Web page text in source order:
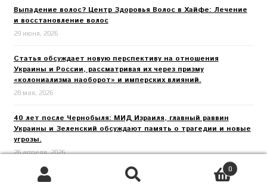
Выпадение волос? Центр Здоровья Волос в Хайфе: Лечение
и восстановление волос
29 июня, 2026
Статья обсуждает новую перспективу на отношения
Украины и России, рассматривая их через призму
«колониализма наоборот» и имперских влияний.
28 мая, 2026
40 лет после Чернобыля: МИД Израиля, главный раввин
Украины и Зеленский обсуждают память о трагедии и новые
угрозы.
26 апреля, 2026
Израильский бизнесмен, осужденный в США за авиадетали
0